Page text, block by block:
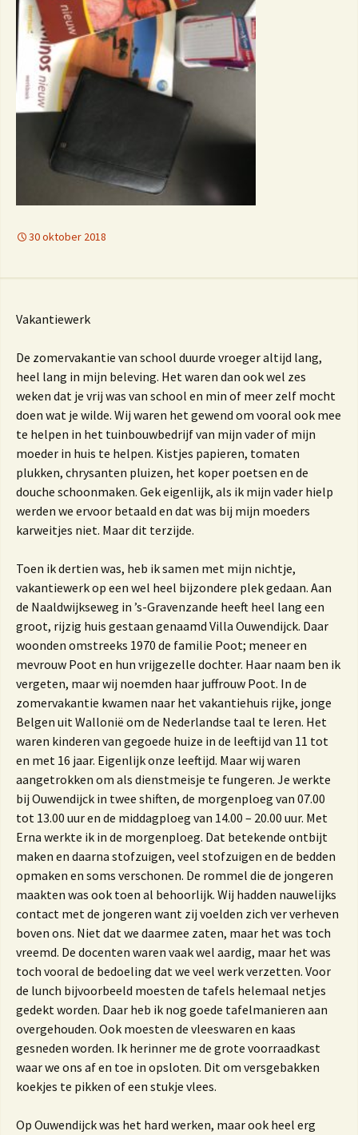
30 oktober 2018
Vakantiewerk
De zomervakantie van school duurde vroeger altijd lang,
heel lang in mijn beleving. Het waren dan ook wel zes
weken dat je vrij was van school en min of meer zelf mocht
doen wat je wilde. Wij waren het gewend om vooral ook mee
te helpen in het tuinbouwbedrijf van mijn vader of mijn
moeder in huis te helpen. Kistjes papieren, tomaten
plukken, chrysanten pluizen, het koper poetsen en de
douche schoonmaken. Gek eigenlijk, als ik mijn vader hielp
werden we ervoor betaald en dat was bij mijn moeders
karweitjes niet. Maar dit terzijde.
Toen ik dertien was, heb ik samen met mijn nichtje,
vakantiewerk op een wel heel bijzondere plek gedaan. Aan
de Naaldwijkseweg in ’s-Gravenzande heeft heel lang een
groot, rijzig huis gestaan genaamd Villa Ouwendijck. Daar
woonden omstreeks 1970 de familie Poot; meneer en
mevrouw Poot en hun vrijgezelle dochter. Haar naam ben ik
vergeten, maar wij noemden haar juffrouw Poot. In de
zomervakantie kwamen naar het vakantiehuis rijke, jonge
Belgen uit Wallonië om de Nederlandse taal te leren. Het
waren kinderen van gegoede huize in de leeftijd van 11 tot
en met 16 jaar. Eigenlijk onze leeftijd. Maar wij waren
aangetrokken om als dienstmeisje te fungeren. Je werkte
bij Ouwendijck in twee shiften, de morgenploeg van 07.00
tot 13.00 uur en de middagploeg van 14.00 – 20.00 uur. Met
Erna werkte ik in de morgenploeg. Dat betekende ontbijt
maken en daarna stofzuigen, veel stofzuigen en de bedden
opmaken en soms verschonen. De rommel die de jongeren
maakten was ook toen al behoorlijk. Wij hadden nauwelijks
contact met de jongeren want zij voelden zich ver verheven
boven ons. Niet dat we daarmee zaten, maar het was toch
vreemd. De docenten waren vaak wel aardig, maar het was
toch vooral de bedoeling dat we veel werk verzetten. Voor
de lunch bijvoorbeeld moesten de tafels helemaal netjes
gedekt worden. Daar heb ik nog goede tafelmanieren aan
overgehouden. Ook moesten de vleeswaren en kaas
gesneden worden. Ik herinner me de grote voorraadkast
waar we ons af en toe in opsloten. Dit om versgebakken
koekjes te pikken of een stukje vlees.
Op Ouwendijck was het hard werken, maar ook heel erg